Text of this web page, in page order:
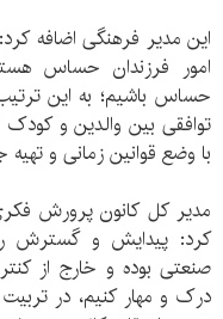
این مدیر فرهنگی اضافه
امور فرزندان حساس
حساس باشیم؛ به این
توافقی بین والدین و کودک
با وضع قوانین زمانی و
مدیر کل کانون پرورش
کرد: پیدایش و گسترش
صنعتی بوده و خارج از
درک و مهار کنیم، در